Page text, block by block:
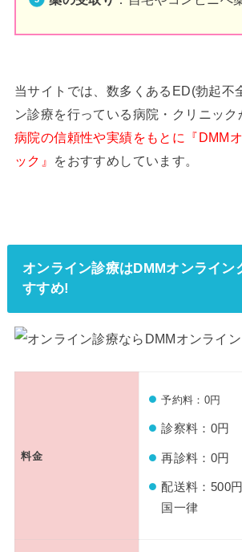
当サイトでは、数多くあるED(勃起不
ン診療を行っている病院・クリニック
病院の信頼性や実績をもとに『DMM
ック』
をおすすめしています。
オンライン診療はDMMオンライン
すすめ!
料金
予約料：0円
診察料：0円
再診料：0円
配送料：500
国一律